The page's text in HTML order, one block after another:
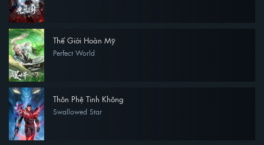
Thế Giới Hoàn Mỹ
Perfect World
Thôn Phệ Tinh Không
Swallowed Star